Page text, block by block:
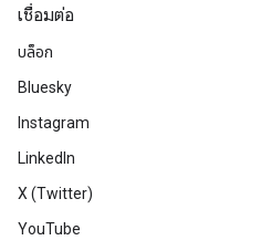
เชื่อมต่อ
บล็อก
Bluesky
Instagram
LinkedIn
X (Twitter)
YouTube